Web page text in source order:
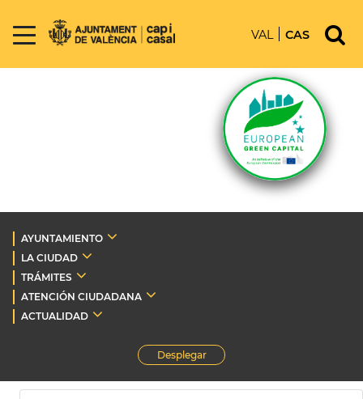
VAL CAS
AYUNTAMIENTO
LA CIUDAD
TRÁMITES
ATENCIÓN CIUDADANA
ACTUALIDAD
Desplegar